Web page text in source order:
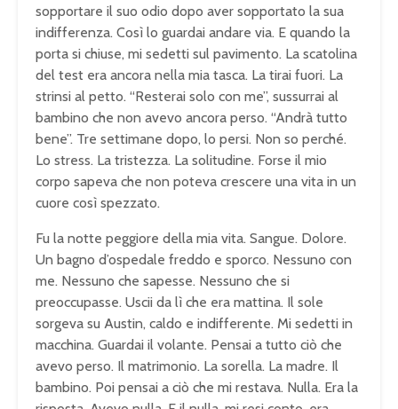
sopportare il suo odio dopo aver sopportato la sua
indifferenza. Così lo guardai andare via. E quando la
porta si chiuse, mi sedetti sul pavimento. La scatolina
del test era ancora nella mia tasca. La tirai fuori. La
strinsi al petto. “Resterai solo con me”, sussurrai al
bambino che non avevo ancora perso. “Andrà tutto
bene”. Tre settimane dopo, lo persi. Non so perché.
Lo stress. La tristezza. La solitudine. Forse il mio
corpo sapeva che non poteva crescere una vita in un
cuore così spezzato.
Fu la notte peggiore della mia vita. Sangue. Dolore.
Un bagno d’ospedale freddo e sporco. Nessuno con
me. Nessuno che sapesse. Nessuno che si
preoccupasse. Uscii da lì che era mattina. Il sole
sorgeva su Austin, caldo e indifferente. Mi sedetti in
macchina. Guardai il volante. Pensai a tutto ciò che
avevo perso. Il matrimonio. La sorella. La madre. Il
bambino. Poi pensai a ciò che mi restava. Nulla. Era la